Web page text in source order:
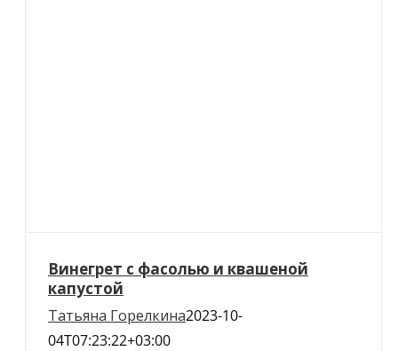
Винегрет с фасолью и квашеной
капустой
Татьяна Горелкина2023-10-
04T07:23:22+03:00